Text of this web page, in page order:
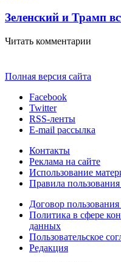
Зеленский и Трамп
Читать комментарии
Полная версия сайта
Facebook
Twitter
RSS-ленты
E-mail рассылка
Контакты
Реклама на сайте
Использование
Правила
Договор
Политика в сфере
данных
Пользовательское
Редакция